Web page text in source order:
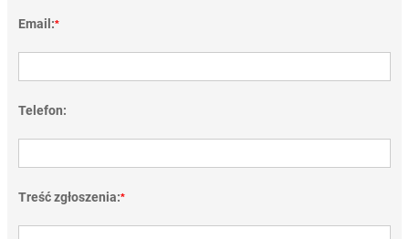
Email:*
Telefon:
Treść zgłoszenia:*